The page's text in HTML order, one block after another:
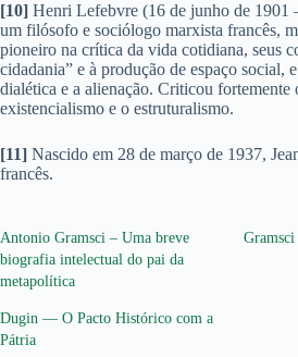
[10] Henri Lefebvre (16 de junho de 1901
um filósofo e sociólogo marxista francês,
pioneiro na crítica da vida cotidiana, seus
cidadania” e à produção de espaço social,
dialética e a alienação. Criticou fortemente
existencialismo e o estruturalismo.
[11] Nascido em 28 de março de 1937,
francês.
Antonio Gramsci – Uma breve
biografia intelectual do pai da
metapolítica
Dugin — O Pacto Histórico com a
Pátria